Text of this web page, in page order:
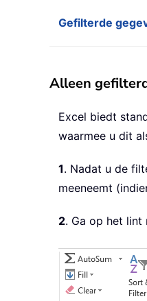
Gefilterde
Alleen
Excel biedt
waarmee u dit
1. Nadat u de
meeneemt
2. Ga op het lint